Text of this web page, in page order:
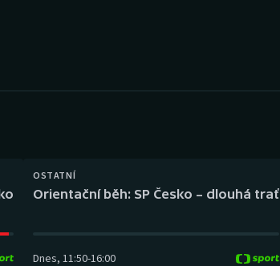
Plážový volejbal
OSTATNÍ
Orientační běh: SP Česko – dlouhá trať
Dnes, 11:50-16:00